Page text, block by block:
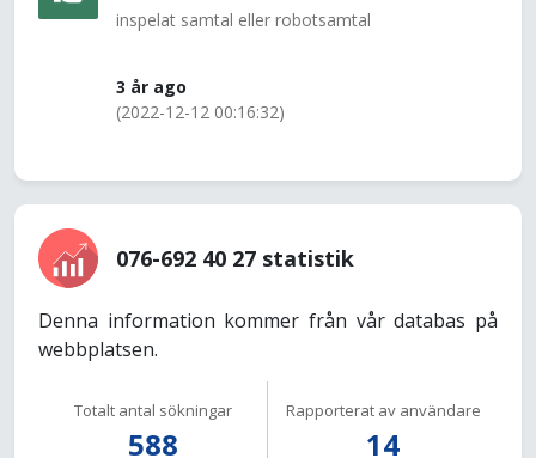
inspelat samtal eller robotsamtal
3 år ago
(2022-12-12 00:16:32)
076-692 40 27 statistik
Denna information kommer från vår databas på
webbplatsen.
Totalt antal sökningar
588
Rapporterat av användare
14